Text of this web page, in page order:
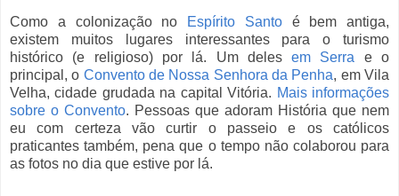
Como a colonização no Espírito Santoé bem antiga,
existem muitos lugares interessantes para o turismo
histórico (e religioso) por lá. Um delesem Serra e o
principal, o Convento de Nossa Senhora da Penha, em Vila
Velha, cidade grudada na capital Vitória. Mais informações
sobre o Convento. Pessoas que adoram História que nem
eu com certeza vão curtir o passeio e os católicos
praticantes também, pena que o tempo não colaborou para
as fotos no dia que estive por lá.